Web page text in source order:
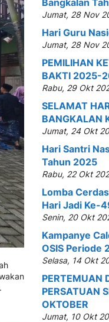
Jumat, 28 Nov
Hari Guru
Jumat, 28 Nov
PEMILIHAN
BAKTI 2025-
Rabu, 29 Okt
SELAMAT
BANGKALAN
Jumat, 24 Okt
Hari Santri
Tahun 2025
Rabu, 22 Okt
Lomba
Hari Jadi Ke-
Senin, 20 Okt
Kampanye
OSIS Periode
Selasa, 14 Okt
PERTEMUAN
PERSATUAN
OKTOBER
Jumat, 10 Okt